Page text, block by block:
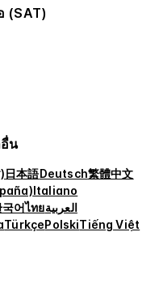
(SAT)
น
日本語Deutsch繁體中文
Italiano
국어ไทยالعربية
TürkçePolskiTiếng Việt